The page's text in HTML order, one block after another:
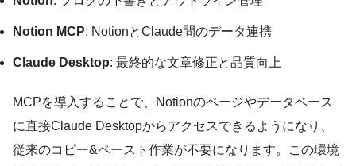
Notion MCP: NotionとClaude間のデータ連携
Claude Desktop: 最終的な文章修正と品質向上
MCPを導入することで、Notionのページやデータベース
に直接Claude Desktopからアクセスできるようになり、
従来のコピー&ペースト作業が不要になります。この環境